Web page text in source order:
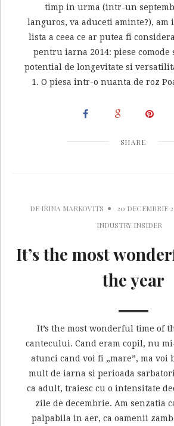
timp in urma (intr-un
languros, va aduceti aminte?), am
lista a ceea ce ar putea fi
pentru iarna 2014: piese comode
potential de longevitate si
1. O piesa intr-o nuanta de roz
SHARE
DE IRINA MARKOVITS 20 DECEMBRIE
INDUSTRY INSIDER
It’s the most
the year
It’s the most wonderful time of
cantecului. Cand eram copil, nu
atunci cand voi fi „mare”, ma voi
mult de iarna si perioada
ca adult, traiesc cu o intensitate
zile de decembrie. Am senzatia
palpabila in aer, ca oamenii